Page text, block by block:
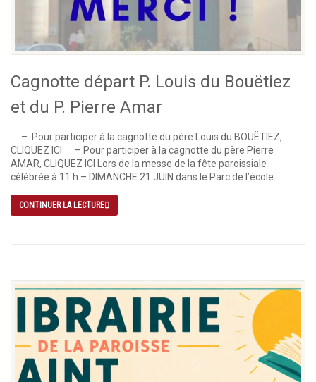
Cagnotte départ P. Louis du Bouëtiez
et du P. Pierre Amar
– Pour participer à la cagnotte du père Louis du BOUËTIEZ,
CLIQUEZ ICI – Pour participer à la cagnotte du père Pierre
AMAR, CLIQUEZ ICI Lors de la messe de la fête paroissiale
célébrée à 11 h – DIMANCHE 21 JUIN dans le Parc de l’école...
CONTINUER LA LECTURE